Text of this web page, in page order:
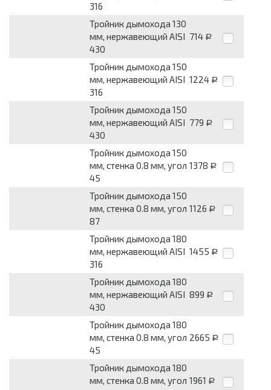
316
Тройник дымохода 130
мм, нержавеющий AISI
430
714 Р
Тройник дымохода 150
мм, нержавеющий AISI
316
1224 Р
Тройник дымохода 150
мм, нержавеющий AISI
430
779 Р
Тройник дымохода 150
мм, стенка 0.8 мм, угол
45
1378 Р
Тройник дымохода 150
мм, стенка 0.8 мм, угол
87
1126 Р
Тройник дымохода 180
мм, нержавеющий AISI
316
1455 Р
Тройник дымохода 180
мм, нержавеющий AISI
430
899 Р
Тройник дымохода 180
мм, стенка 0.8 мм, угол
45
2665 Р
Тройник дымохода 180
мм, стенка 0.8 мм, угол 1961 Р